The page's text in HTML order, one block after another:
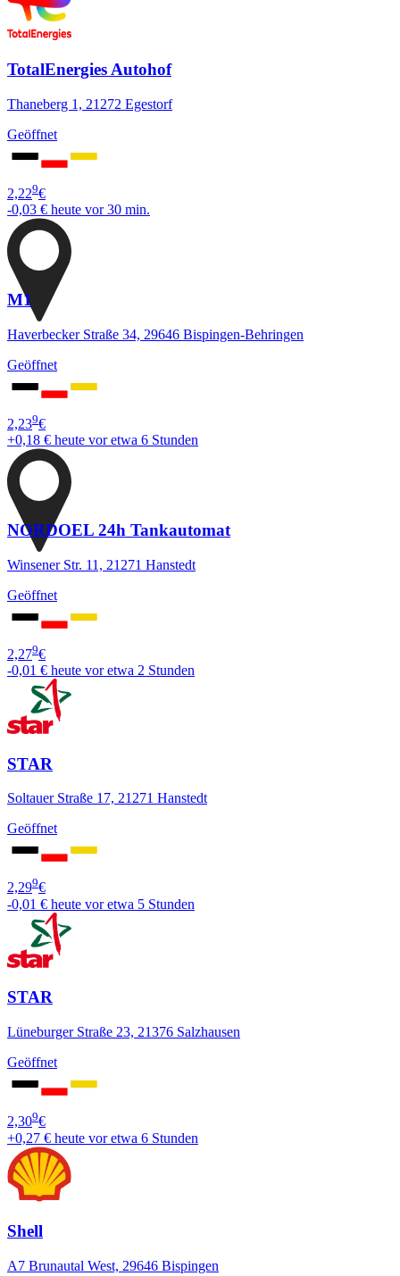
TotalEnergies Autohof
Thaneberg 1, 21272 Egestorf
Geöffnet
2,229€
-0,03 € heute vor 30 min.
M1
Haverbecker Straße 34, 29646 Bispingen-Behringen
Geöffnet
2,239€
+0,18 € heute vor etwa 6 Stunden
NORDOEL 24h Tankautomat
Winsener Str. 11, 21271 Hanstedt
Geöffnet
2,279€
-0,01 € heute vor etwa 2 Stunden
STAR
Soltauer Straße 17, 21271 Hanstedt
Geöffnet
2,299€
-0,01 € heute vor etwa 5 Stunden
STAR
Lüneburger Straße 23, 21376 Salzhausen
Geöffnet
2,309€
+0,27 € heute vor etwa 6 Stunden
Shell
A7 Brunautal West, 29646 Bispingen